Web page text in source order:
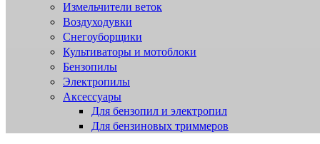
Измельчители веток
Воздуходувки
Снегоуборщики
Культиваторы и мотоблоки
Бензопилы
Электропилы
Аксессуары
Для бензопил и электропил
Для бензиновых триммеров